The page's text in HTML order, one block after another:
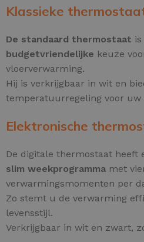
Klassieke
De standaard thermostaat
budgetvriendelijke keuze
vloerverwarming.
Hij is verkrijgbaar in wit en
temperatuurregeling voor uw
Elektronische
De digitale thermostaat heeft
slim weekprogramma met
verwarmingsmomenten per
Zo stemt u de verwarming
levensstijl.
Verkrijgbaar in wit en zwart,